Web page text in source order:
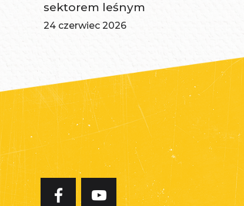
sektorem leśnym
24 czerwiec 2026